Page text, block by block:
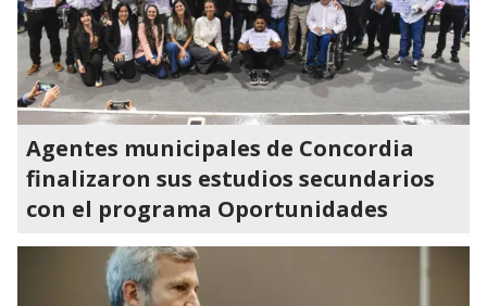
Agentes municipales de Concordia
finalizaron sus estudios secundarios
con el programa Oportunidades